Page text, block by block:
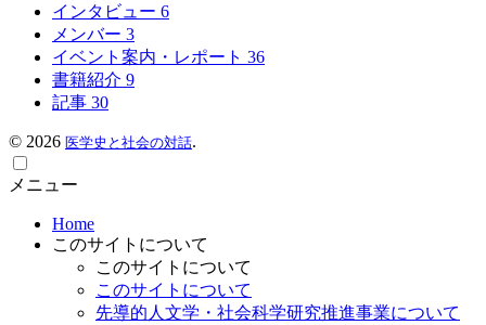
インタビュー 6
メンバー 3
イベント案内・レポート 36
書籍紹介 9
記事 30
© 2026 医学史と社会の対話.
メニュー
Home
このサイトについて
このサイトについて
このサイトについて
先導的人文学・社会科学研究推進事業について